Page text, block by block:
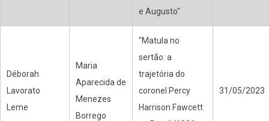
e Augusto"
Déborah
Lavorato
Leme
Maria
Aparecida de
Menezes
Borrego
"Matula no
sertão: a
trajetória do
coronel Percy
Harrison Fawcett
31/05/2023